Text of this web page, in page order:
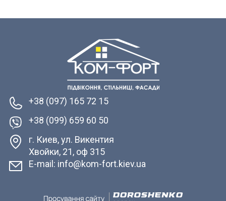
+38 (097) 165 72 15
+38 (099) 659 60 50
г. Киев, ул. Викентия
Хвойки, 21, оф 315
E-mail: info@kom-fort.kiev.ua